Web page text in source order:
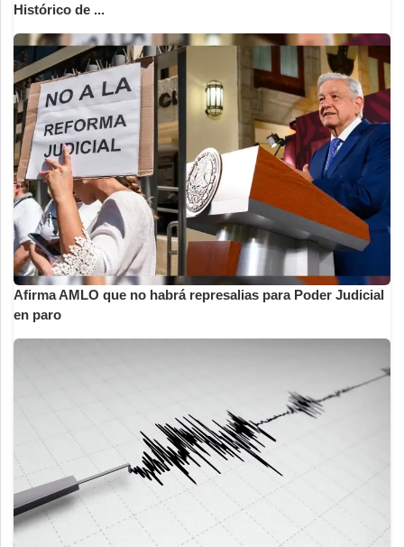
Histórico de ...
Afirma AMLO que no habrá represalias para Poder Judicial
en paro